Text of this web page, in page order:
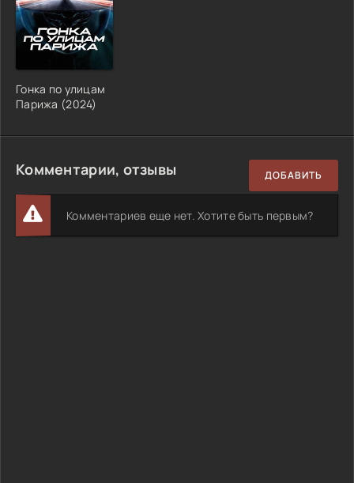
Гонка по улицам
Парижа (2024)
Комментарии, отзывы ДОБАВИТЬ
Комментариев еще нет. Хотите быть первым?